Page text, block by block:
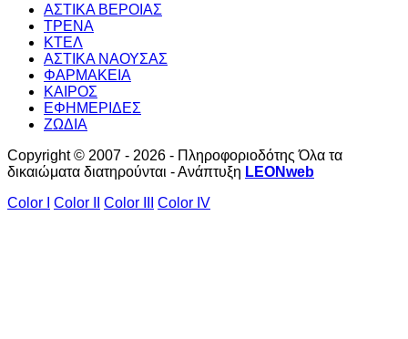
ΑΣΤΙΚΑ ΒΕΡΟΙΑΣ
ΤΡΕΝΑ
ΚΤΕΛ
ΑΣΤΙΚΑ ΝΑΟΥΣΑΣ
ΦΑΡΜΑΚΕΙΑ
ΚΑΙΡΟΣ
ΕΦΗΜΕΡΙΔΕΣ
ΖΩΔΙΑ
Copyright © 2007 - 2026 - Πληροφοριοδότης Όλα τα
δικαιώματα διατηρούνται - Ανάπτυξη LEONweb
Color I
Color II Color III Color IV